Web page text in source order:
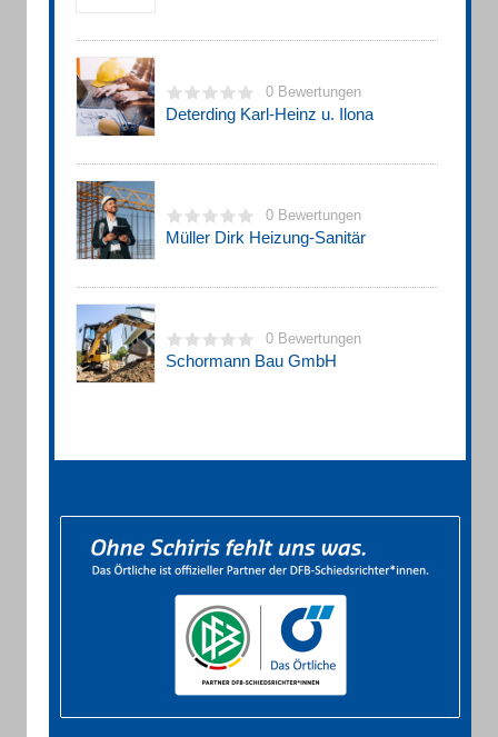
0 Bewertungen
Deterding Karl-Heinz u. Ilona
0 Bewertungen
Müller Dirk Heizung-Sanitär
0 Bewertungen
Schormann Bau GmbH